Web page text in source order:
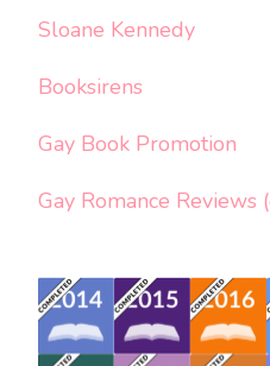
Sloane Kennedy
Booksirens
Gay Book Promotion
Gay Romance Reviews